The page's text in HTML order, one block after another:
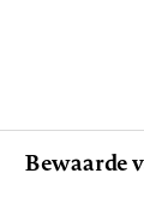
Bewaarde